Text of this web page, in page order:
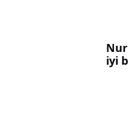
iyi